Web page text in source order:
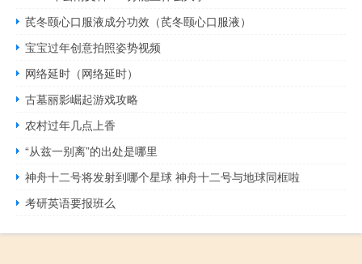
芪冬颐心口服液成分功效（芪冬颐心口服液）
宝宝过年创意拍照姿势视频
网络延时（网络延时）
古墓丽影崛起游戏攻略
农村过年几点上香
“从兹一别离”的出处是哪里
神舟十二号将发射到哪个星球 神舟十二号与地球同框啦
考研英语要报班么